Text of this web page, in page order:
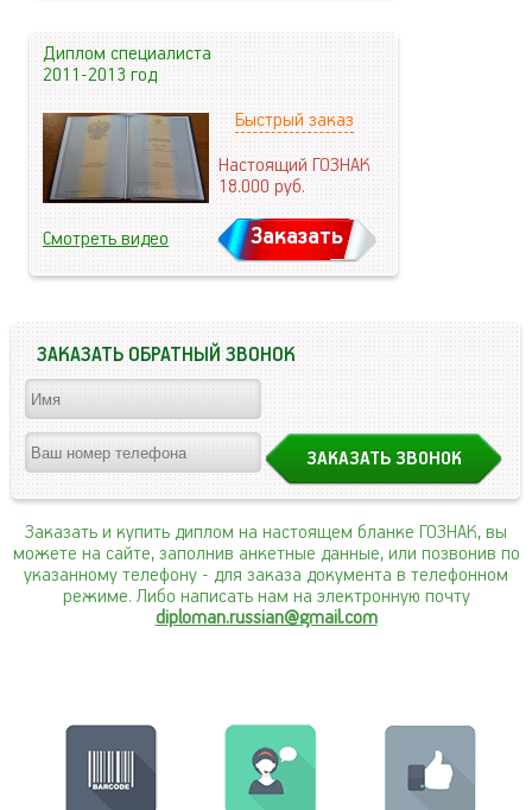
Диплом специалиста
2011-2013 год
Быстрый заказ
Настоящий ГОЗНАК
18.000руб.
Смотреть видео Заказать
ЗАКАЗАТЬ ОБРАТНЫЙ ЗВОНОК
Заказать и купить диплом на настоящем бланке ГОЗНАК, вы
можете на сайте, заполнив анкетные данные, или позвонив по
указанному телефону - для заказа документа в телефонном
режиме. Либо написать нам на электронную почту
diploman.russian@gmail.com